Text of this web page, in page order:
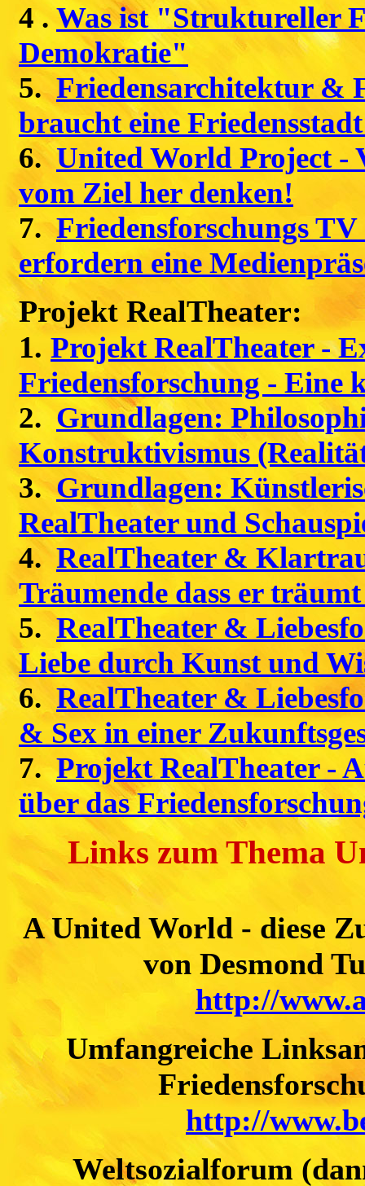
4 . Was ist "Struktureller
Demokratie"
5. Friedensarchitektur &
braucht eine
6. United World Project -
vom Ziel her denken!
7. Friedensforschungs TV
erfordern eine
Projekt RealTheater:
1. Projekt RealTheater -
Friedensforschung - Eine
2. Grundlagen:
Konstruktivismus
3. Grundlagen:
RealTheater und
4. RealTheater &
Träumende dass er
5. RealTheater &
Liebe durch Kunst und
6. RealTheater &
& Sex in einer
7. Projekt RealTheater -
über das
Links zum Thema
A United World - diese
von Desmond
http://
Umfangreiche
http://
Weltsozialforum